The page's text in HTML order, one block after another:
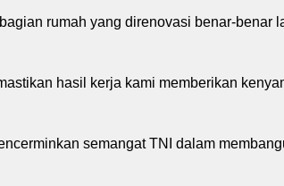
rumah yang direnovasi benar-benar
hasil kerja kami memberikan
semangat TNI dalam